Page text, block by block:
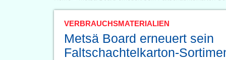
VERBRAUCHSMATERIALIEN
Metsä Board erneuert sein
Faltschachtelkarton-